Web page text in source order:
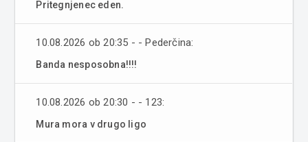
Pritegnjenec eden.
10.08.2026 ob 20:35 - - Pederčina:
Banda nesposobna!!!!
10.08.2026 ob 20:30 - - 123:
Mura mora v drugo ligo